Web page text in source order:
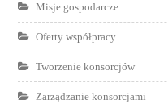
Misje gospodarcze
Oferty współpracy
Tworzenie konsorcjów
Zarządzanie konsorcjami